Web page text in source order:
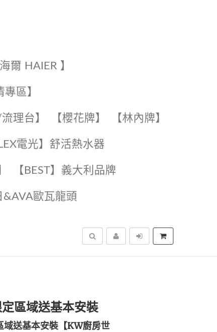
爾 HAIER 】
專區】
理台】 【櫻花牌】 【林內牌】
電光】舒活熱水器️️
️【BEST】️義大利品牌
&AVA歐瓦龍頭
搜尋
區域送基本安裝
域送基本安裝【KW廚房世